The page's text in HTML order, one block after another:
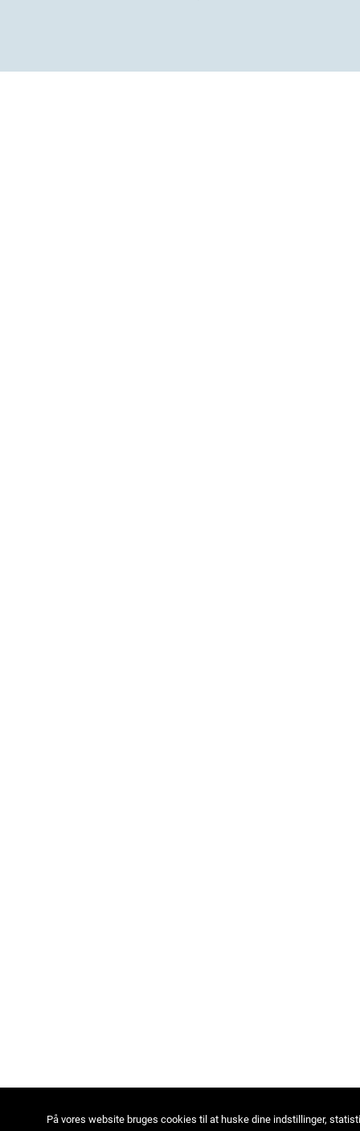
På vores website bruges cookies til at huske dine indstillinger,